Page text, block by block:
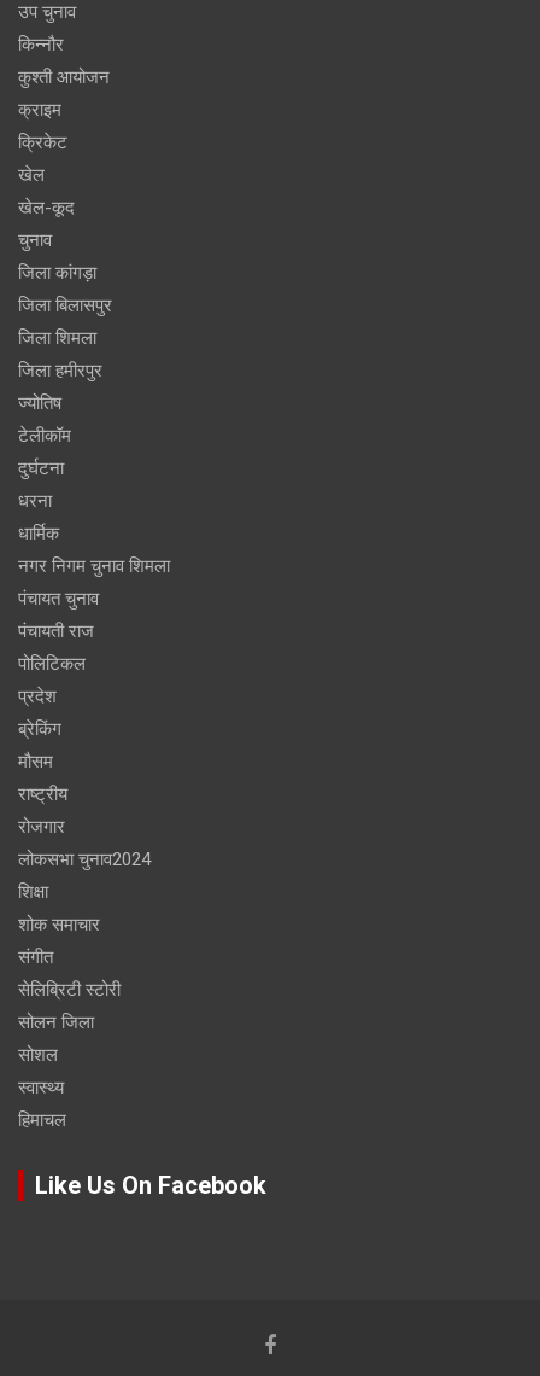
उप चुनाव
किन्नौर
कुश्ती आयोजन
क्राइम
क्रिकेट
खेल
खेल-कूद
चुनाव
जिला कांगड़ा
जिला बिलासपुर
जिला शिमला
जिला हमीरपुर
ज्योतिष
टेलीकॉम
दुर्घटना
धरना
धार्मिक
नगर निगम चुनाव शिमला
पंचायत चुनाव
पंचायती राज
पोलिटिकल
प्रदेश
ब्रेकिंग
मौसम
राष्ट्रीय
रोजगार
लोकसभा चुनाव2024
शिक्षा
शोक समाचार
संगीत
सेलिब्रिटी स्टोरी
सोलन जिला
सोशल
स्वास्थ्य
हिमाचल
Like Us On Facebook